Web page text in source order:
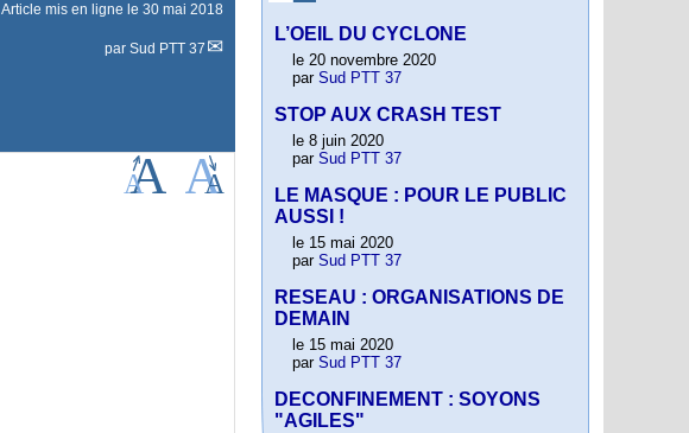
Article mis en ligne le 30 mai 2018
par Sud PTT 37
L’OEIL DU CYCLONE
le 20 novembre 2020
par Sud PTT 37
STOP AUX CRASH TEST
le 8 juin 2020
par Sud PTT 37
LE MASQUE : POUR LE PUBLIC
AUSSI !
le 15 mai 2020
par Sud PTT 37
RESEAU : ORGANISATIONS DE
DEMAIN
le 15 mai 2020
par Sud PTT 37
DECONFINEMENT : SOYONS
"AGILES"